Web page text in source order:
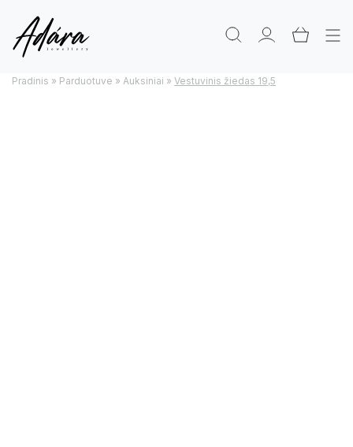
Pradinis » Parduotuve » Auksiniai » Vestuvinis žiedas 19,5